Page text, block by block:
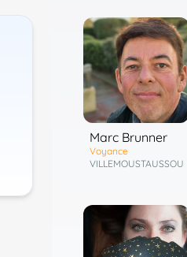
Marc Brunner
Voyance
VILLEMOUSTAUSSOU